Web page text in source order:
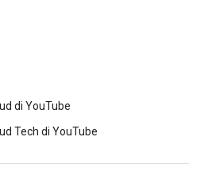
di YouTube
Tech di YouTube